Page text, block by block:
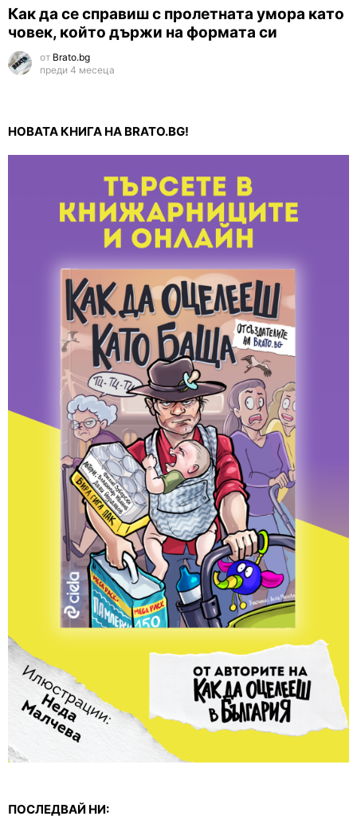
Как да се справиш с пролетната умора като
човек, който държи на формата си
от Brato.bg
преди 4 месеца
НОВАТА КНИГА НА BRATO.BG!
ПОСЛЕДВАЙ НИ: